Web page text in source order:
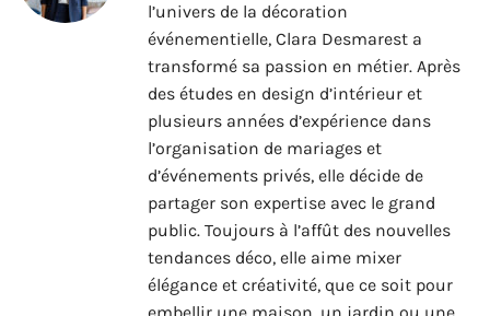
l’univers de la décoration
événementielle, Clara Desmarest a
transformé sa passion en métier. Après
des études en design d’intérieur et
plusieurs années d’expérience dans
l’organisation de mariages et
d’événements privés, elle décide de
partager son expertise avec le grand
public. Toujours à l’affût des nouvelles
tendances déco, elle aime mixer
élégance et créativité, que ce soit pour